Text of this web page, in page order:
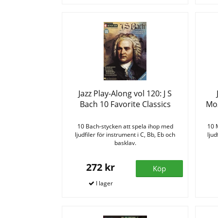
Jazz Play-Along vol 120: J S
Bach 10 Favorite Classics
10 Bach-stycken att spela ihop med
ljudfiler för instrument i C, Bb, Eb och
basklav.
272 kr Köp
10